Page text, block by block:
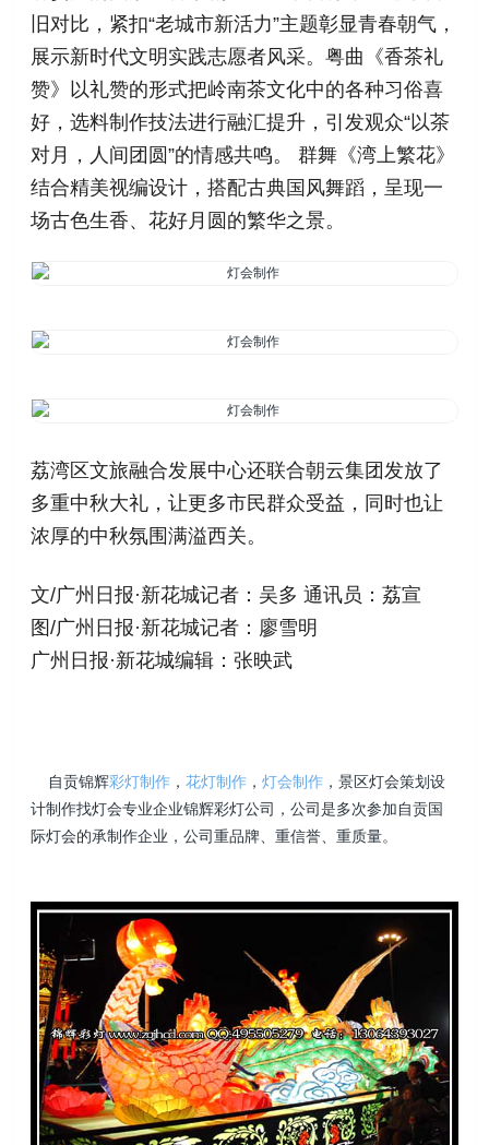
旧对比，紧扣“老城市新活力”主题彰显青春朝气，
展示新时代文明实践志愿者风采。粤曲《香茶礼
赞》以礼赞的形式把岭南茶文化中的各种习俗喜
好，选料制作技法进行融汇提升，引发观众“以茶
对月，人间团圆”的情感共鸣。 群舞《湾上繁花》
结合精美视编设计，搭配古典国风舞蹈，呈现一
场古色生香、花好月圆的繁华之景。
荔湾区文旅融合发展中心还联合朝云集团发放了
多重中秋大礼，让更多市民群众受益，同时也让
浓厚的中秋氛围满溢西关。
文/广州日报·新花城记者：吴多 通讯员：荔宣
图/广州日报·新花城记者：廖雪明
广州日报·新花城编辑：张映武
自贡锦辉彩灯制作 ，花灯制作 ，灯会制作 ，景区灯会策划设
计制作找灯会专业企业锦辉彩灯公司，公司是多次参加自贡国
际灯会的承制作企业，公司重品牌、重信誉、重质量。